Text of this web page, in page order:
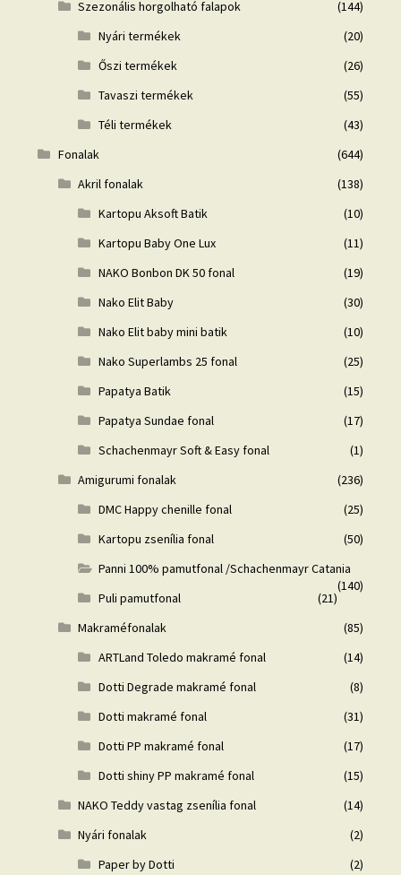
Szezonális horgolható falapok
(144)
Nyári termékek
(20)
Őszi termékek
(26)
Tavaszi termékek
(55)
Téli termékek
(43)
Fonalak
(644)
Akril fonalak
(138)
Kartopu Aksoft Batik
(10)
Kartopu Baby One Lux
(11)
NAKO Bonbon DK 50 fonal
(19)
Nako Elit Baby
(30)
Nako Elit baby mini batik
(10)
Nako Superlambs 25 fonal
(25)
Papatya Batik
(15)
Papatya Sundae fonal
(17)
Schachenmayr Soft & Easy fonal
(1)
Amigurumi fonalak
(236)
DMC Happy chenille fonal
(25)
Kartopu zsenília fonal
(50)
Panni 100% pamutfonal /Schachenmayr Catania
(140)
Puli pamutfonal
(21)
Makraméfonalak
(85)
ARTLand Toledo makramé fonal
(14)
Dotti Degrade makramé fonal
(8)
Dotti makramé fonal
(31)
Dotti PP makramé fonal
(17)
Dotti shiny PP makramé fonal
(15)
NAKO Teddy vastag zsenília fonal
(14)
Nyári fonalak
(2)
Paper by Dotti
(2)